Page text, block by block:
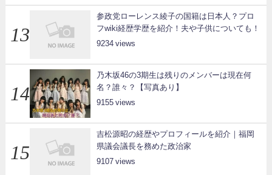
参政党ローレンス綾子の国籍は日本人？プロ
フwiki経歴学歴を紹介！夫や子供についても！
9234
乃木坂46の3期生は残りのメンバーは現在何
名？誰々？【写真あり】
9155
吉松源昭の経歴やプロフィールを紹介｜福岡
県議会議長を務めた政治家
9107